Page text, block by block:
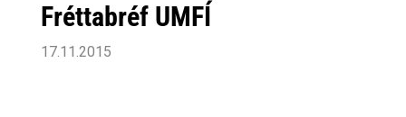
Fréttabréf UMFÍ
17.11.2015